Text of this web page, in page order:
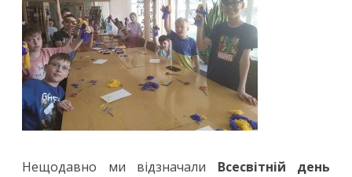
Нещодавно ми відзначали Всесвітній день